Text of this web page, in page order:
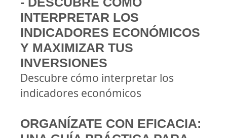
INTERPRETAR LOS
INDICADORES ECONÓMICOS
Y MAXIMIZAR TUS
INVERSIONES
Descubre cómo interpretar los
indicadores económicos
ORGANÍZATE CON EFICACIA: